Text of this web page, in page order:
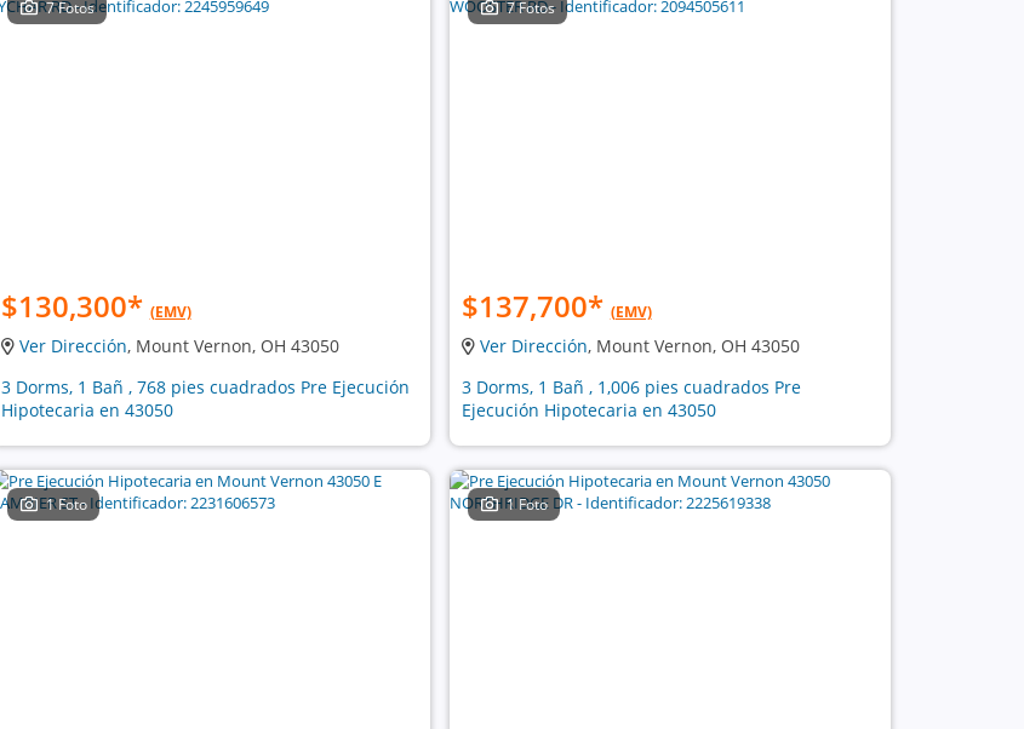
7 Fotos
$130,300* (EMV)
Ver Dirección, Mount Vernon, OH 43050
3 Dorms, 1 Bañ , 768 pies cuadrados Pre Ejecución
Hipotecaria en 43050
7 Fotos
$137,700* (EMV)
Ver Dirección, Mount Vernon, OH 43050
3 Dorms, 1 Bañ , 1,006 pies cuadrados Pre
Ejecución Hipotecaria en 43050
1 Foto 1 Foto